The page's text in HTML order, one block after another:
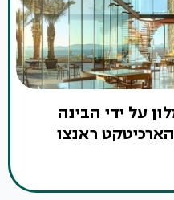
על ידי הבינה
ראנצו